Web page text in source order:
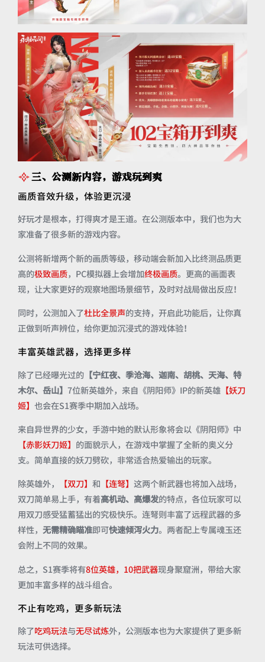
三、公测新内容，游戏玩到爽
画质音效升级，体验更沉浸
好玩才是根本，打得爽才是王道。在公测版本中，我们也为大
家准备了很多新的游戏内容。
公测将新增两个新的画质等级，移动端会新加入比终测品质更
高的极致画质，PC模拟器上会增加终极画质。更高的画面表
现，让大家更好的观察地图场景细节，及时对战局做出反应！
同时，公测加入了杜比全景声的支持，开启此功能后，让你真
正做到听声辨位，给你更加沉浸式的游戏体验！
丰富英雄武器，选择更多样
除了已经曝光过的【宁红夜、季沧海、迦南、胡桃、天海、特
木尔、岳山】 7位新英雄外，来自《阴阳师》IP的新英雄【妖刀
姬】 也会在S1赛季中期加入战场。
来自异世界的少女，手游中她的默认形象将会以《阴阳师》中
【赤影妖刀姬】 的面貌示人，在游戏中掌握了全新的奥义分
支。简单直接的妖刀劈砍，非常适合热爱输出的玩家。
除英雄外， 【双刀】 和 【连弩】 这两个新武器也将加入战场，
双刀简单易上手，有着高机动、高爆发的特点，各位玩家可以
用双刀感受猛蓄猛出的究极快乐。连弩则丰富了远程武器的多
样性， 无需精确瞄准即可快速倾泻火力。两者配上专属魂玉还
会附上不同的效果。
总之，S1赛季将有8位英雄，10把武器现身聚窟洲，带给大家
更加丰富多样的战斗组合。
不止有吃鸡，更多新玩法
除了吃鸡玩法与无尽试炼外，公测版本也为大家提供了更多新
玩法可供选择。